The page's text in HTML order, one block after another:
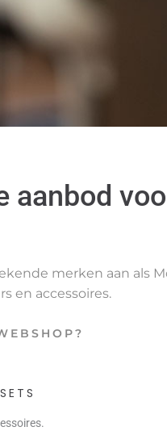
aanbod
merken aan als
en accessoires.